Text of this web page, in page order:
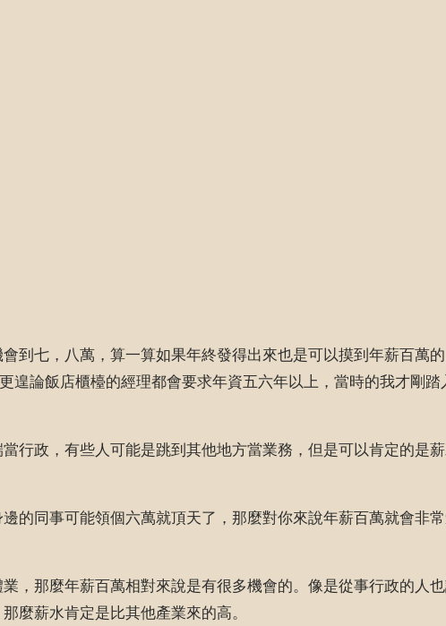
到七，八萬，算一算如果年終發得出來也是可以摸到年薪百萬
論飯店櫃檯的經理都會要求年資五六年以上，當時的我才剛
行政，有些人可能是跳到其他地方當業務，但是可以肯定的是
的同事可能領個六萬就頂天了，那麼對你來說年薪百萬就會非
，那麼年薪百萬相對來說是有很多機會的。像是從事行政的人
麼薪水肯定是比其他產業來的高。